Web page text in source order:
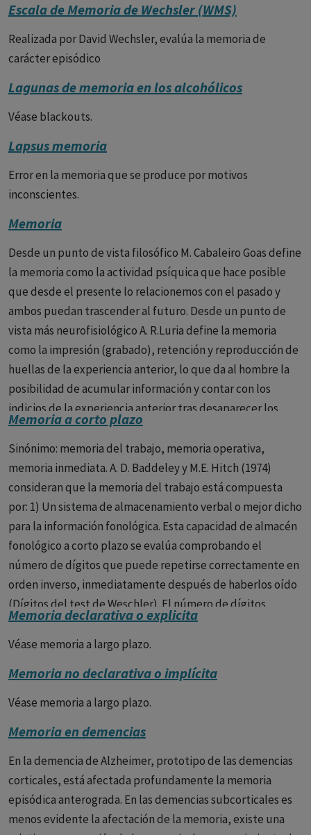
Escala de Memoria de Wechsler (WMS)
Realizada por David Wechsler, evalúa la memoria de
carácter episódico
Lagunas de memoria en los alcohólicos
Véase blackouts.
Lapsus memoria
Error en la memoria que se produce por motivos
inconscientes.
Memoria
Desde un punto de vista filosófico M. Cabaleiro Goas define
la memoria como la actividad psíquica que hace posible
que desde el presente lo relacionemos con el pasado y
ambos puedan trascender al futuro. Desde un punto de
vista más neurofisiológico A. R.Luria define la memoria
como la impresión (grabado), retención y reproducción de
huellas de la experiencia anterior, lo que da al hombre la
posibilidad de acumular información y contar con los
indicios de la experiencia anterior tras desaparecer los
fenómenos que la motivaron.
Memoria a corto plazo
Sinónimo: memoria del trabajo, memoria operativa,
memoria inmediata. A. D. Baddeley y M.E. Hitch (1974)
consideran que la memoria del trabajo está compuesta
por: 1) Un sistema de almacenamiento verbal o mejor dicho
para la información fonológica. Esta capacidad de almacén
fonológico a corto plazo se evalúa comprobando el
número de dígitos que puede repetirse correctamente en
orden inverso, inmediatamente después de haberlos oído
(Dígitos del test de Weschler). El número de dígitos
repetido no sólo depende del almacén fonológico sino que
también del bucle articulatorio, es decir de la repetición
almacenamiento para la información visuoespacial. Se
explora comprobando el número de cubos que el paciente
que de forma aleatoria ha sido presentada
inmediatamente antes por el examinador (Test de cubos
de Corsí). 3) Un sistema central ejecutivo que dirige y
controla todas las operaciones. Esta función ejecutiva está
realizada por la corteza prefrontal. Para explorarla se
Memoria declarativa o explicita
Véase memoria a largo plazo.
Memoria no declarativa o implícita
Véase memoria a largo plazo.
Memoria en demencias
En la demencia de Alzheimer, prototipo de las demencias
corticales, está afectada profundamente la memoria
episódica anterograda. En las demencias subcorticales es
menos evidente la afectación de la memoria, existe una